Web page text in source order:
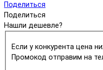
Поделиться
Поделиться
Нашли дешевле?
Если у конкурента цена
Промокод отправим на